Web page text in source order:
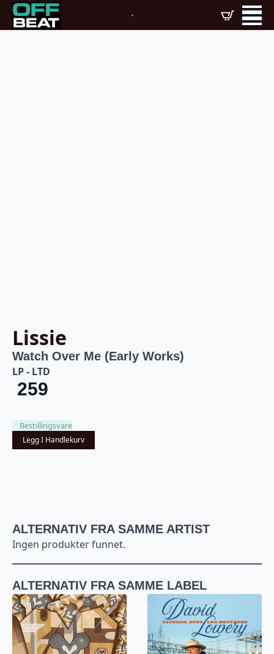
Lissie
Watch Over Me (Early Works)
LP - LTD
259
Bestillingsvare
Legg I Handlekurv
ALTERNATIV FRA SAMME ARTIST
Ingen produkter funnet.
ALTERNATIV FRA SAMME LABEL